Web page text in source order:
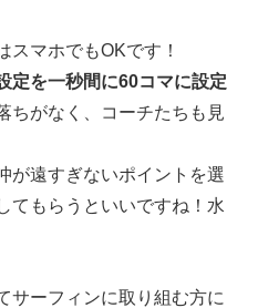
スマホでもOKです！
定を一秒間に60コマに設定
ちがなく、コーチたちも見
が遠すぎないポイントを選
てもらうといいですね！水
サーフィンに取り組む方に